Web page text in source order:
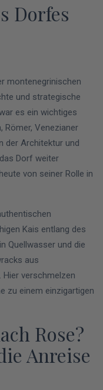
Dorfes
montenegrinischen
und strategische
es ein wichtiges
Römer, Venezianer
der Architektur und
Dorf weiter
von seiner Rolle in
Kais entlang des
Quellwasser und die
aus
Hier verschmelzen
zu einem einzigartigen
Rose?
Anreise